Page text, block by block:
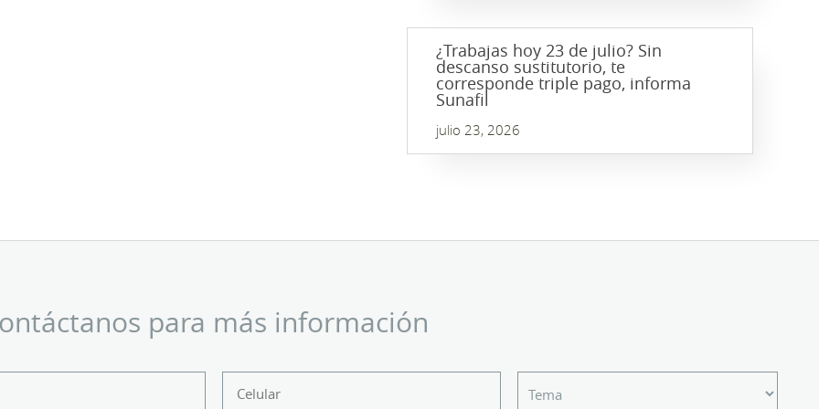
¿Trabajas hoy 23 de julio? Sin
descanso sustitutorio, te
corresponde triple pago, informa
Sunafil
julio 23, 2026
para más información